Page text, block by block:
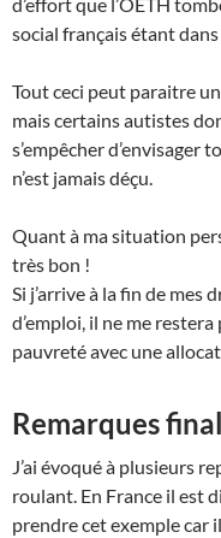
d’effort que l’OETH
social français étant dans
Tout ceci peut paraitre
mais certains autistes
s’empêcher d’envisager
n’est jamais déçu.
Quant à ma situation
très bon !
Si j’arrive à la fin de mes
d’emploi, il ne me
pauvreté avec une
Remarques
J’ai évoqué à plusieurs
roulant. En France il est
prendre cet exemple car